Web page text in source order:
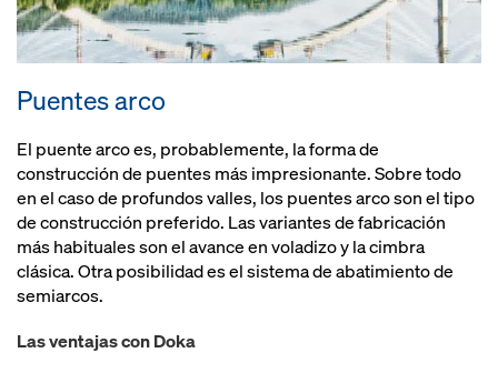
Puentes arco
El puente arco es, probablemente, la forma de
construcción de puentes más impresionante. Sobre todo
en el caso de profundos valles, los puentes arco son el tipo
de construcción preferido. Las variantes de fabricación
más habituales son el avance en voladizo y la cimbra
clásica. Otra posibilidad es el sistema de abatimiento de
semiarcos.
Las ventajas con Doka